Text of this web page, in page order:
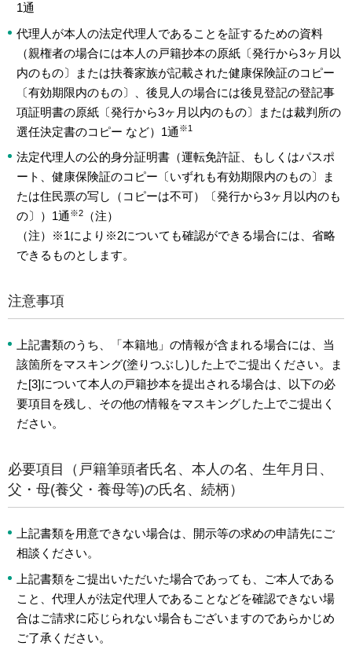
1通
代理人が本人の法定代理人であることを証するための資料
（親権者の場合には本人の戸籍抄本の原紙〔発行から3ヶ月以
内のもの〕または扶養家族が記載された健康保険証のコピー
〔有効期限内のもの〕、後見人の場合には後見登記の登記事
項証明書の原紙〔発行から3ヶ月以内のもの〕または裁判所の
選任決定書のコピー など）1通 ※1
法定代理人の公的身分証明書（運転免許証、もしくはパスポ
ート、健康保険証のコピー〔いずれも有効期限内のもの〕ま
たは住民票の写し（コピーは不可）〔発行から3ヶ月以内のも
の〕）1通 ※2
（注）
（注）※1により※2についても確認ができる場合には、省略
できるものとします。
注意事項
上記書類のうち、「本籍地」の情報が含まれる場合には、当
該箇所をマスキング(塗りつぶし)した上でご提出ください。ま
た[3]について本人の戸籍抄本を提出される場合は、以下の必
要項目を残し、その他の情報をマスキングした上でご提出く
ださい。
必要項目（戸籍筆頭者氏名、本人の名、生年月日、
父・母(養父・養母等)の氏名、続柄）
上記書類を用意できない場合は、開示等の求めの申請先にご
相談ください。
上記書類をご提出いただいた場合であっても、ご本人である
こと、代理人が法定代理人であることなどを確認できない場
合はご請求に応じられない場合もございますのであらかじめ
ご了承ください。